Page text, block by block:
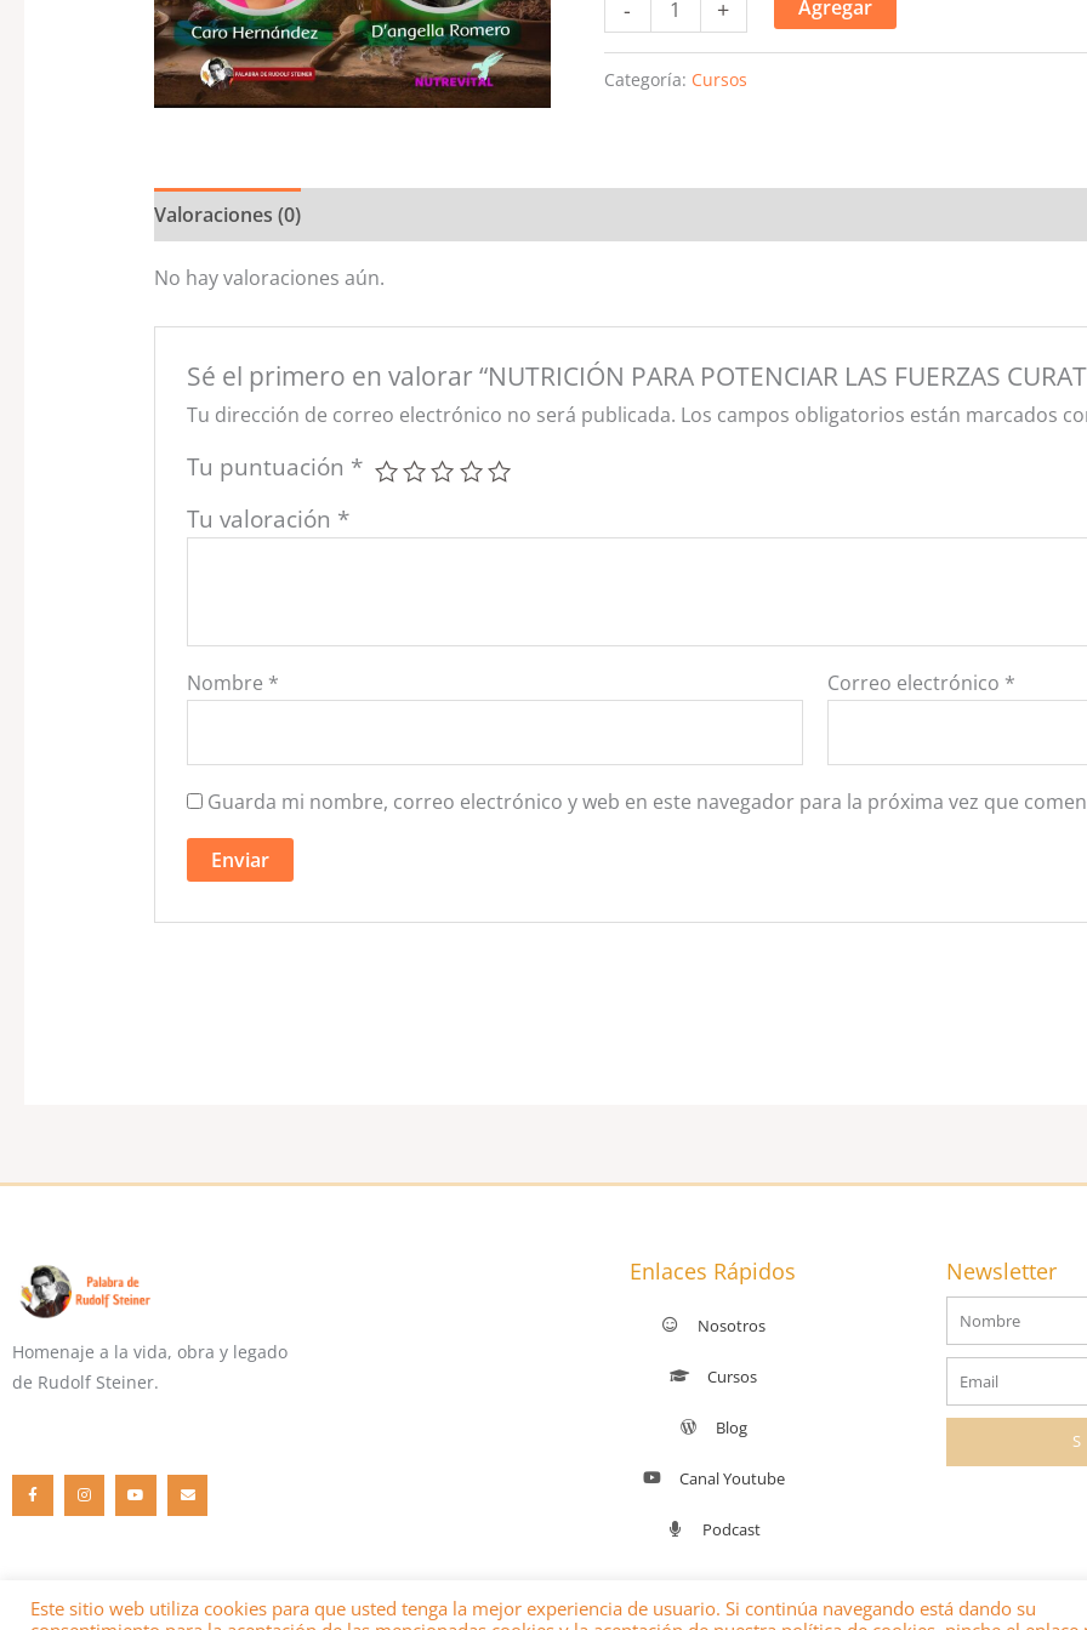
- + Agregar
Categoría: Cursos
Valoraciones (0)
No hay valoraciones aún.
Sé el primero en valorar “NUTRICIÓN PARA POTENCIAR LAS FUERZAS
Tu dirección de correo electrónico no será publicada. Los campos obligatorios están marcados
Tu puntuación *
Tu valoración *
Nombre * Correo electrónico *
Guarda mi nombre, correo electrónico y web en este navegador para la próxima vez que
Homenaje a la vida, obra y legado
de Rudolf Steiner.
c
e
b
o
s
t
a
g
u
t
u
b
v
e
l
o
Enlaces Rápidos
Nosotros
Cursos
Blog
Canal Youtube
Podcast
Newsletter
Nombre
Email
Este sitio web utiliza cookies para que usted tenga la mejor experiencia de usuario. Si continúa navegando está dando su